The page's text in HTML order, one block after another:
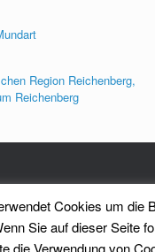
Region Reichenberg,
Reichenberg
Cookies um die
Sie auf dieser Seite
die Verwendung von